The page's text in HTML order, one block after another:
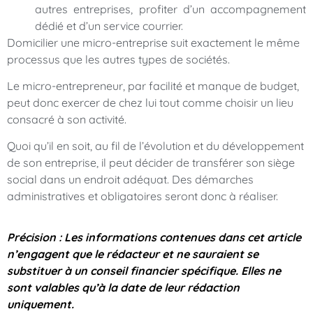
autres entreprises, profiter d’un accompagnement
dédié et d’un service courrier.
Domicilier une micro-entreprise suit exactement le même
processus que les autres types de sociétés.
Le micro-entrepreneur, par facilité et manque de budget,
peut donc exercer de chez lui tout comme choisir un lieu
consacré à son activité.
Quoi qu’il en soit, au fil de l’évolution et du développement
de son entreprise, il peut décider de transférer son siège
social dans un endroit adéquat. Des démarches
administratives et obligatoires seront donc à réaliser.
Précision : Les informations contenues dans cet article
n’engagent que le rédacteur et ne sauraient se
substituer à un conseil financier spécifique. Elles ne
sont valables qu’à la date de leur rédaction
uniquement.